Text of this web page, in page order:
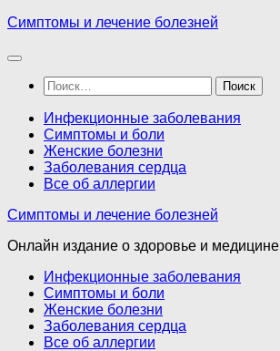
Перейти
содержимому
Симптомы и лечение болезней
Найти:
Инфекционные заболевания
Симптомы и боли
Женские болезни
Заболевания сердца
Все об аллергии
Симптомы и лечение болезней
Онлайн издание о здоровье и медицине
Инфекционные заболевания
Симптомы и боли
Женские болезни
Заболевания сердца
Все об аллергии